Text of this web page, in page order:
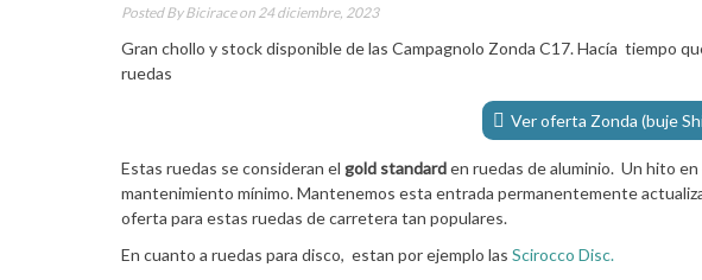
Posted ByBiciraceon 24 diciembre, 2023
Gran chollo y stock disponible de las Campagnolo Zonda C17. Hacía tiempo
ruedas
Ver oferta Zonda (buje
Estas ruedas se consideran el gold standarden ruedas de aluminio. Un hito
mantenimiento mínimo. Mantenemos esta entrada permanentemente
oferta para estas ruedas de carretera tan populares.
En cuanto a ruedas para disco, estan por ejemplo las Scirocco Disc.